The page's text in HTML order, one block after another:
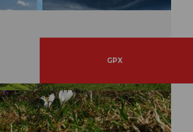
© Emmental Tourismus
GPX
9,09 km
129 m
1.300 m